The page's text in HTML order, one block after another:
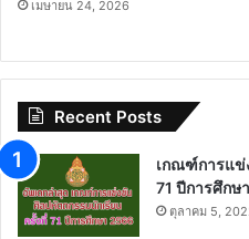
เมษายน 24, 2026
Recent Posts
เกณฑ์การแข่
71 ปีการศึกษ
ตุลาคม 5,